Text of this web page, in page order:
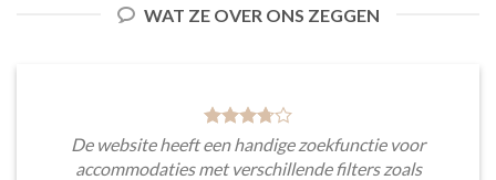
WAT ZE OVER ONS ZEGGEN
De website heeft een handige zoekfunctie voor
accommodaties met verschillende filters zoals